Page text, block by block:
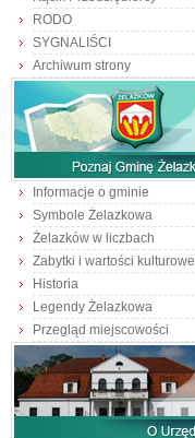
RODO
SYGNALIŚCI
Archiwum strony
Informacje o gminie
Symbole Żelazkowa
Żelazków w liczbach
Zabytki i wartości kulturowe
Historia
Legendy Żelazkowa
Przegląd miejscowości